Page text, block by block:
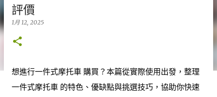
評價
1月 12, 2025
想進行一件式摩托車 購買？本篇從實際使用出發，整理
一件式摩托車 的特色、優缺點與挑選技巧，協助你快速